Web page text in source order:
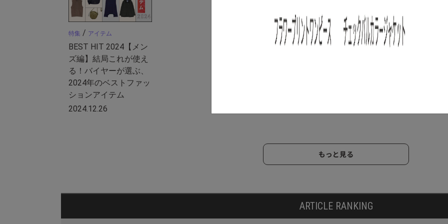
特集 / アイテム
BEST HIT 2024【メン
ズ編】結局これが使え
る！バイヤーが選ぶ、
2024年のベストファッ
ションアイテム
2024.12.26
もっと見る
ARTICLE RANKING